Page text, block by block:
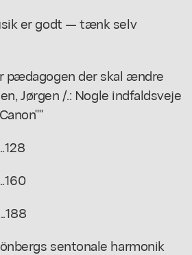
er godt — tænk selv
pædagogen der skal ændre
Jørgen /.: Nogle indfaldsveje
sentonale harmonik